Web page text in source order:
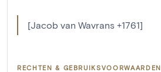
[Jacob van Wavrans +1761]
RECHTEN & GEBRUIKSVOORWAARDEN